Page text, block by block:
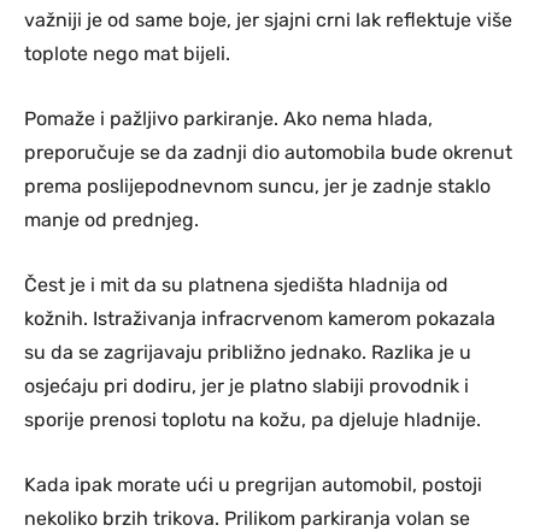
važniji je od same boje, jer sjajni crni lak reflektuje više
toplote nego mat bijeli.
Pomaže i pažljivo parkiranje. Ako nema hlada,
preporučuje se da zadnji dio automobila bude okrenut
prema poslijepodnevnom suncu, jer je zadnje staklo
manje od prednjeg.
Čest je i mit da su platnena sjedišta hladnija od
kožnih. Istraživanja infracrvenom kamerom pokazala
su da se zagrijavaju približno jednako. Razlika je u
osjećaju pri dodiru, jer je platno slabiji provodnik i
sporije prenosi toplotu na kožu, pa djeluje hladnije.
Kada ipak morate ući u pregrijan automobil, postoji
nekoliko brzih trikova. Prilikom parkiranja volan se